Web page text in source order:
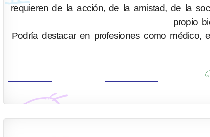
requieren de la acción, de la amistad, de la
propio
Podría destacar en profesiones como médico,